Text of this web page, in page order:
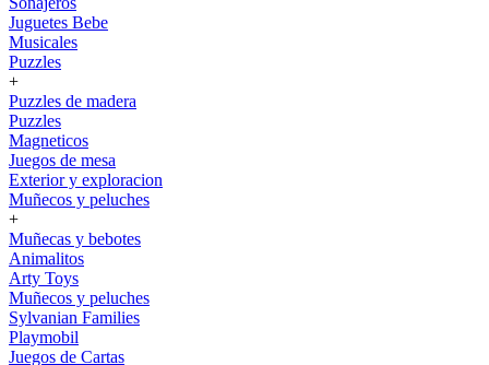
Juguetes Bebe
Musicales
Puzzles
+
Puzzles de madera
Puzzles
Magneticos
Juegos de mesa
Exterior y exploracion
Muñecos y peluches
+
Muñecas y bebotes
Animalitos
Arty Toys
Muñecos y peluches
Sylvanian Families
Playmobil
Juegos de Cartas